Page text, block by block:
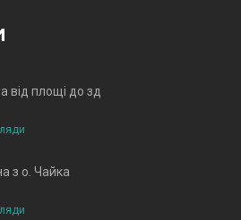
від площі до зд
з о. Чайка